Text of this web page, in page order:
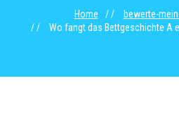
Home
bewerte-
Wo fangt das Bettgeschichte A